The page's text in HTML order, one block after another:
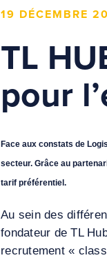
19 DÉCEMBRE
TL
pour
Face aux constats de
secteur. Grâce au
tarif préférentiel.
Au sein des
fondateur de TL
recrutement «